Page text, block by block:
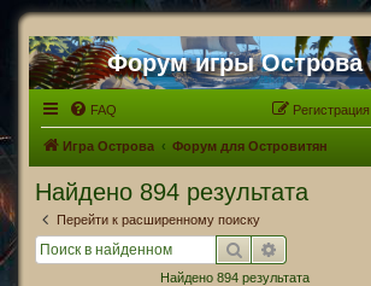
Форум игры Острова
FAQ Регистрация
Игра Острова Форум для Островитян
Найдено 894 результата
Перейти к расширенному поиску
Поиск
Найдено 894 результата